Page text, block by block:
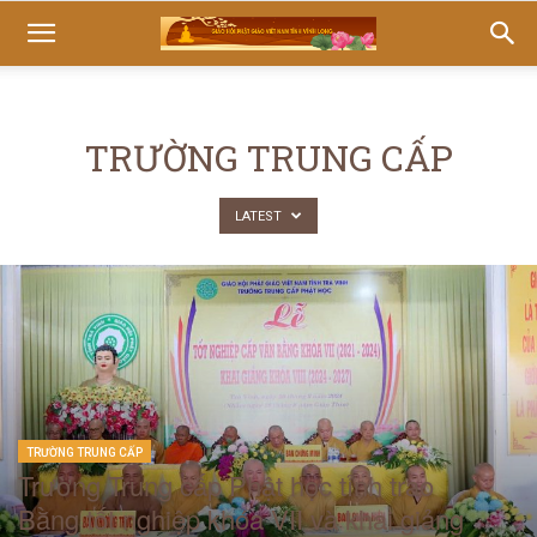
TRƯỜNG TRUNG CẤP
LATEST
TRƯỜNG TRUNG CẤP
Trường Trung cấp Phật học tỉnh trao
Bằng tốt nghiệp khóa VII và khai giảng